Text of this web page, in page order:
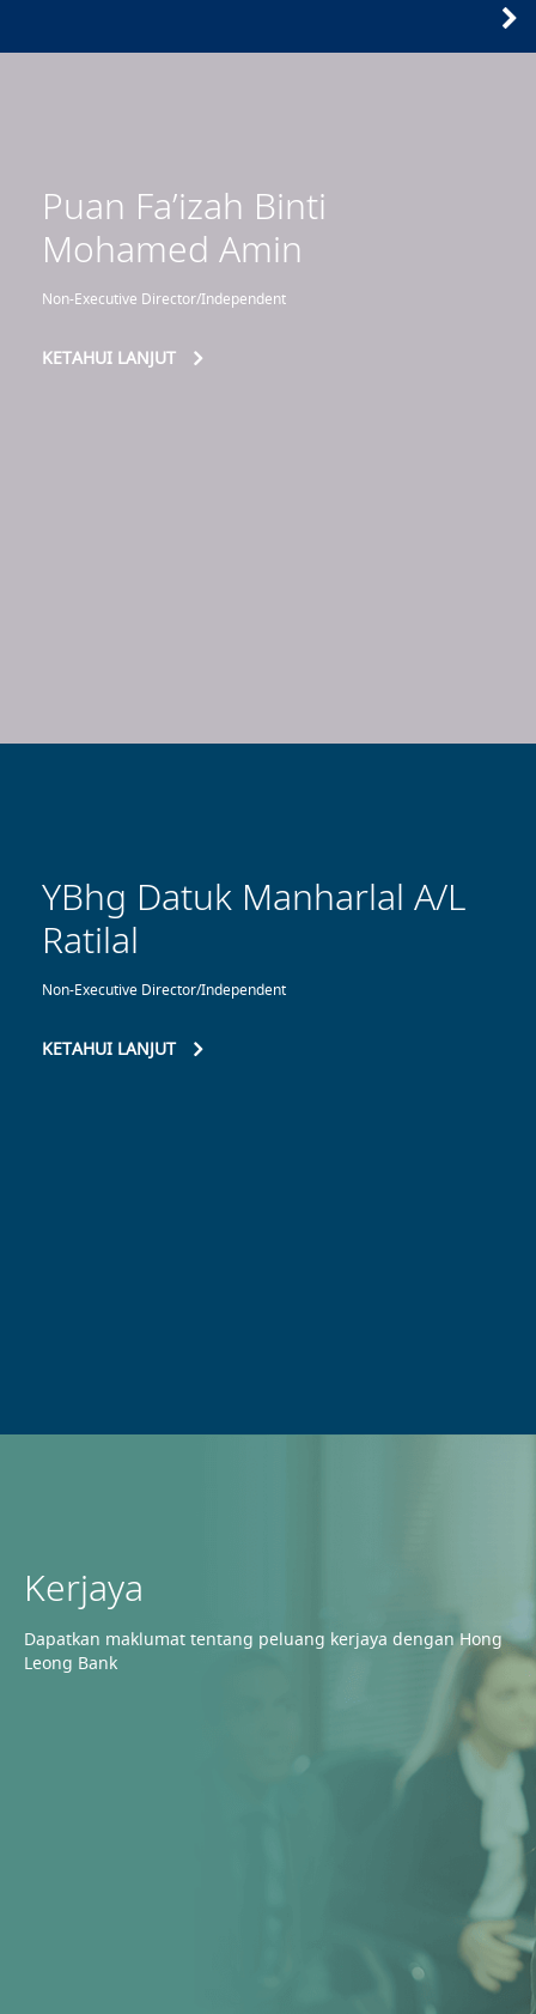
Puan Fa’izah Binti
Mohamed Amin
Non-Executive Director/Independent
KETAHUI LANJUT
YBhg Datuk Manharlal A/L
Ratilal
Non-Executive Director/Independent
KETAHUI LANJUT
Kerjaya
Dapatkan maklumat tentang peluang kerjaya dengan Hong
Leong Bank